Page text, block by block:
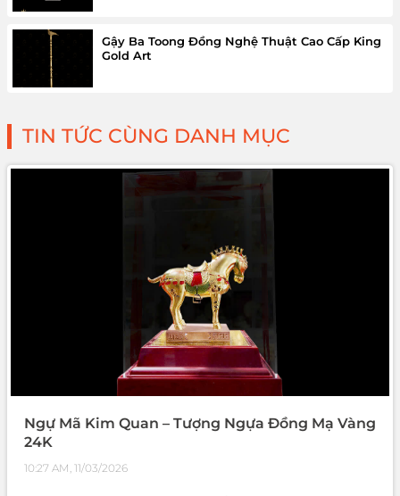
Gậy Ba Toong Đồng Nghệ Thuật Cao Cấp King
Gold Art
TIN TỨC CÙNG DANH MỤC
Ngự Mã Kim Quan – Tượng Ngựa Đồng Mạ Vàng
24K
10:27 AM, 11/03/2026